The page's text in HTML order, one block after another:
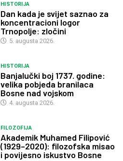
HISTORIJA
Dan kada je svijet saznao za
koncentracioni logor
Trnopolje: zločini
5. augusta 2026.
HISTORIJA
Banjalučki boj 1737. godine:
velika pobjeda branilaca
Bosne nad vojskom
4. augusta 2026.
FILOZOFIJA
Akademik Muhamed Filipović
(1929–2020): filozofska misao
i povijesno iskustvo Bosne